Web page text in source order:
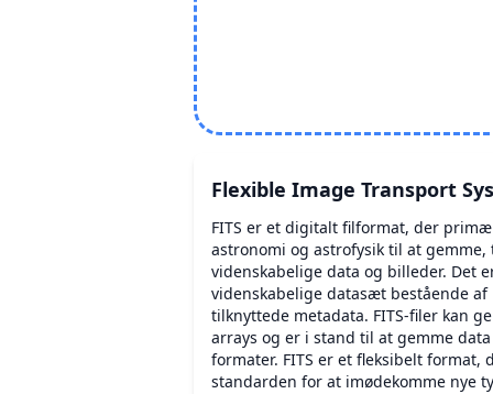
Flexible Image Transport
FITS er et digitalt filformat, der
astronomi og astrofysik til at
videnskabelige data og billeder. Det
videnskabelige datasæt bestående
tilknyttede metadata. FITS-filer kan
arrays og er i stand til at gemme
formater. FITS er et fleksibelt
standarden for at imødekomme nye